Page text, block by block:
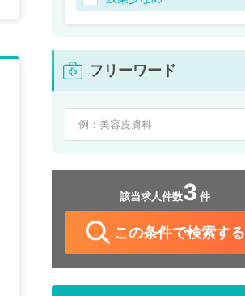
フリーワード
該当求人件数3 件
この条件で検索する